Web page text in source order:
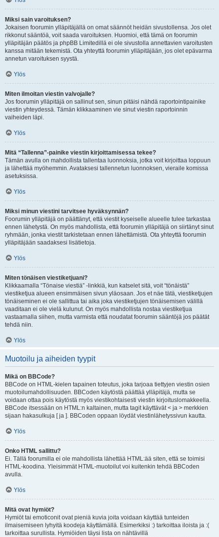
Miksi sain varoituksen?
Jokaisen foorumin ylläpitäjällä on omat säännöt heidän sivustollensa. Jos olet
rikkonut sääntöä, voit saada varoituksen. Huomioi, että tämä on foorumin
ylläpitäjän päätös ja phpBB Limitedillä ei ole sivustolla annettavien varoitusten
kanssa mitään tekemistä. Ota yhteyttä foorumin ylläpitäjään, jos olet epävarma
annetun varoituksen syystä.
Ylös
Miten ilmoitan viestin valvojalle?
Jos foorumin ylläpitäjä on sallinut sen, sinun pitäisi nähdä raportointipainike
viestin yhteydessä. Tämän klikkaaminen vie sinut viestin raportoinnin
vaiheiden läpi.
Ylös
Mitä “Tallenna”-painike viestin kirjoittamisessa tekee?
Tämän avulla on mahdollista tallentaa luonnoksia, jotka voit kirjoittaa loppuun
ja lähettää myöhemmin. Avataksesi tallennetun luonnoksen, vieraile komissa
asetuksissa.
Ylös
Miksi minun viestini tarvitsee hyväksynnän?
Foorumin ylläpitäjä on päättänyt, että viestit kyseiselle alueelle tulee tarkastaa
ennen lähetystä. On myös mahdollista, että foorumin ylläpitäjä on siirtänyt sinut
ryhmään, jonka viestit tarkistetaan ennen lähettämistä. Ota yhteyttä foorumin
ylläpitäjään saadaksesi lisätietoja.
Ylös
Miten tönäisen viestiketjuani?
Klikkaamalla “Tönaise viestiä” -linkkiä, kun katselet sitä, voit “tönäistä”
viestiketjua alueen ensimmäisen sivun yläosaan. Jos et näe tätä, viestiketjujen
tönäiseminen ei ole sallittua tai aika joka viestiketjujen tönäisemisen välillä
vaaditaan ei ole vielä kulunut. On myös mahdollista nostaa viestiketjua
vastaamalla siihen, mutta varmista että noudatat foorumin sääntöjä jos päätät
tehdä niin.
Ylös
Muotoilu ja aiheiden tyypit
Mikä on BBCode?
BBCode on HTML-kielen tapainen toteutus, joka tarjoaa tiettyjen viestin osien
muotoilumahdollisuuden. BBCoden käytöstä päättää ylläpitäjä, mutta se
voidaan ottaa pois käytöstä myös viestikohtaisesti viestin kirjoituslomakkeella.
BBCode itsessään on HTML:n kaltainen, mutta tagit käyttävät < ja > merkkien
sijaan hakasulkuja [ ja ]. BBCoden oppaan löydät viestinlähetyssivun kautta.
Ylös
Onko HTML sallittu?
Ei. Tällä foorumilla ei ole mahdollista lähettää HTML:ää siten, että se toimisi
HTML-koodina. Yleisimmät HTML-muotoilut voi kuitenkin tehdä BBCoden
avulla.
Ylös
Mitä ovat hymiöt?
Hymiöt tai emoticonit ovat pieniä kuvia joita voidaan käyttää tunteiden
ilmaisemiseen lyhyitä koodeja käyttämällä. Esimerkiksi :) tarkoittaa iloista ja :(
tarkoittaa surullista. Hymiöiden täysi lista on nähtävillä